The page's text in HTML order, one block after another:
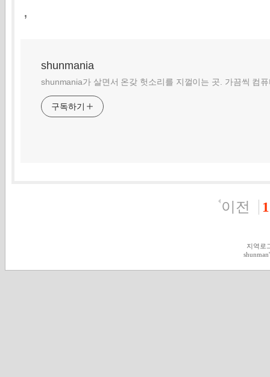
,
shunmania
shunmania가 살면서 온갖 헛소리를 지껄이는 곳. 가끔씩 컴
구독하기
이전 1
지역로
shunman